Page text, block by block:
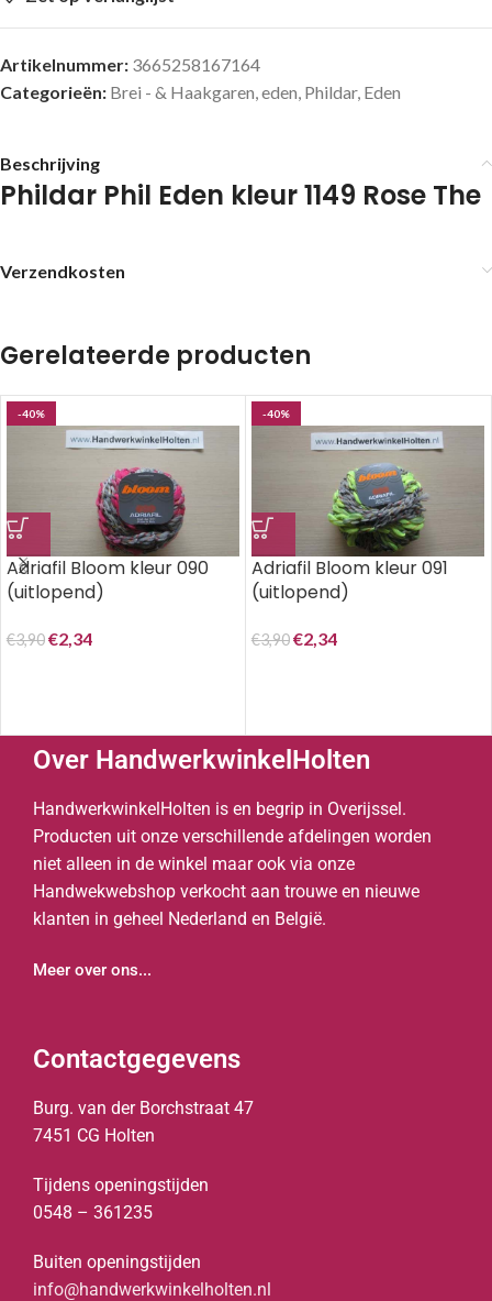
Artikelnummer: 3665258167164
Categorieën: Brei - & Haakgaren eden Phildar, Eden
Beschrijving
Phildar Phil Eden kleur 1149 Rose The
Verzendkosten
Gerelateerde producten
-40%
Adriafil Bloom kleur 090
(uitlopend)
€3,90€2,34
-40%
Adriafil Bloom kleur 091
(uitlopend)
€3,90€2,34
Over HandwerkwinkelHolten
HandwerkwinkelHolten is en begrip in Overijssel.
Producten uit onze verschillende afdelingen worden
niet alleen in de winkel maar ook via onze
Handwekwebshop verkocht aan trouwe en nieuwe
klanten in geheel Nederland en België.
Meer over ons...
Contactgegevens
Burg. van der Borchstraat 47
7451 CG Holten
Tijdens openingstijden
0548 – 361235
Buiten openingstijden
info@handwerkwinkelholten.nl